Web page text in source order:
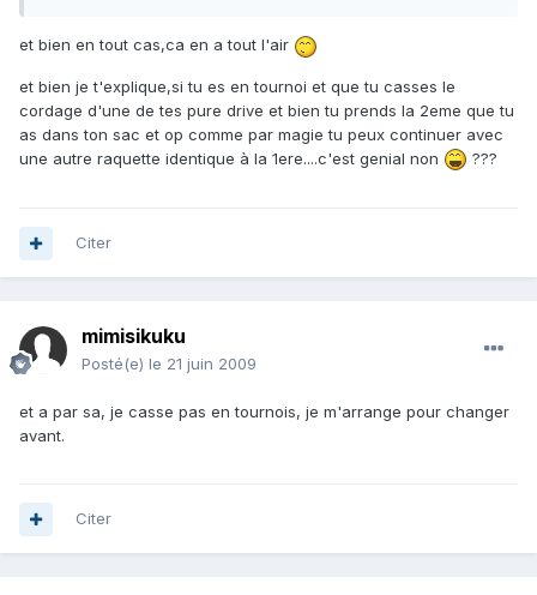
et bien en tout cas,ca en a tout l'air
et bien je t'explique,si tu es en tournoi et que tu casses le
cordage d'une de tes pure drive et bien tu prends la 2eme que tu
as dans ton sac et op comme par magie tu peux continuer avec
une autre raquette identique à la 1ere....c'est genial non
???
Citer
mimisikuku
Posté(e) le 21 juin 2009
et a par sa, je casse pas en tournois, je m'arrange pour changer
avant.
Citer